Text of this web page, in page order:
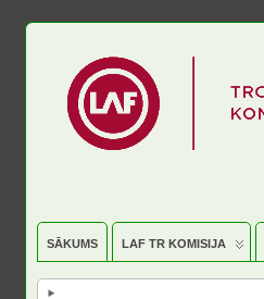
SĀKUMS LAF TR KOMISIJA